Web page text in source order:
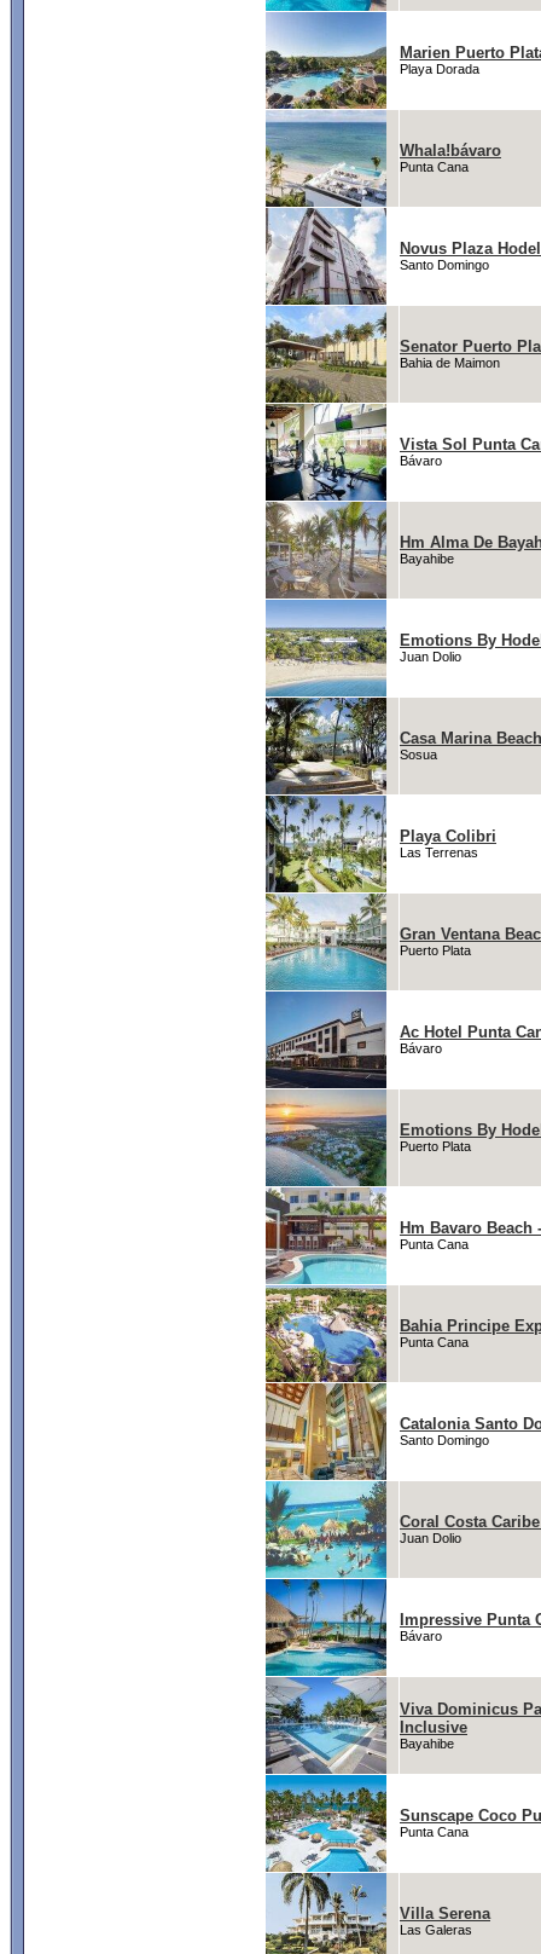
Marien Puerto
Playa Dorada
Whala!bávaro
Punta Cana
Novus Plaza
Santo Domingo
Senator Puerto
Bahia de Maimon
Vista Sol Punta
Bávaro
Hm Alma De
Bayahibe
Emotions By
Juan Dolio
Casa Marina
Sosua
Playa Colibri
Las Terrenas
Gran Ventana
Puerto Plata
Ac Hotel Punta
Bávaro
Emotions By
Puerto Plata
Hm Bavaro Beach
Punta Cana
Bahia Principe
Punta Cana
Catalonia Santo
Santo Domingo
Coral Costa
Juan Dolio
Impressive Punta
Bávaro
Viva Dominicus
Inclusive
Bayahibe
Sunscape Coco
Punta Cana
Villa Serena
Las Galeras